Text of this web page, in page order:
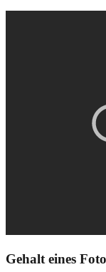
Gehalt eines